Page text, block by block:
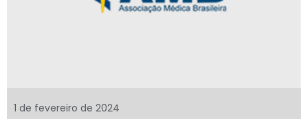
1 de fevereiro de 2024